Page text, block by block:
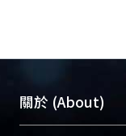
關於 (About)